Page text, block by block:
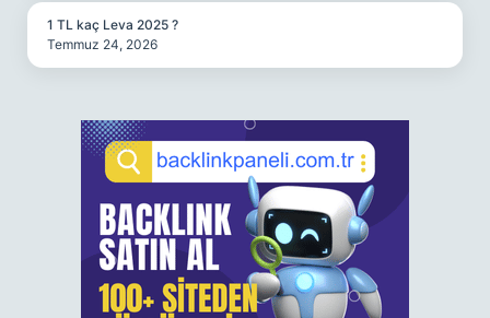
1 TL kaç Leva 2025 ?
Temmuz 24, 2026